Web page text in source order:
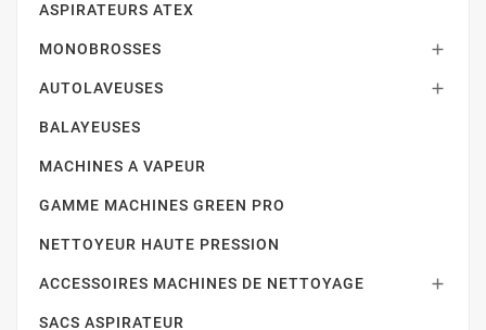
ASPIRATEURS ATEX
MONOBROSSES 
AUTOLAVEUSES 
BALAYEUSES
MACHINES A VAPEUR
GAMME MACHINES GREEN PRO
NETTOYEUR HAUTE PRESSION
ACCESSOIRES MACHINES DE NETTOYAGE 
SACS ASPIRATEUR